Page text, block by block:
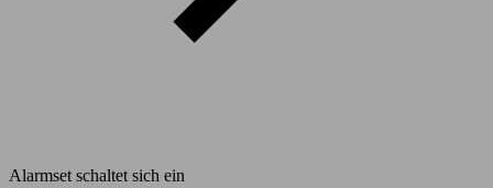
Alarmset schaltet sich ein